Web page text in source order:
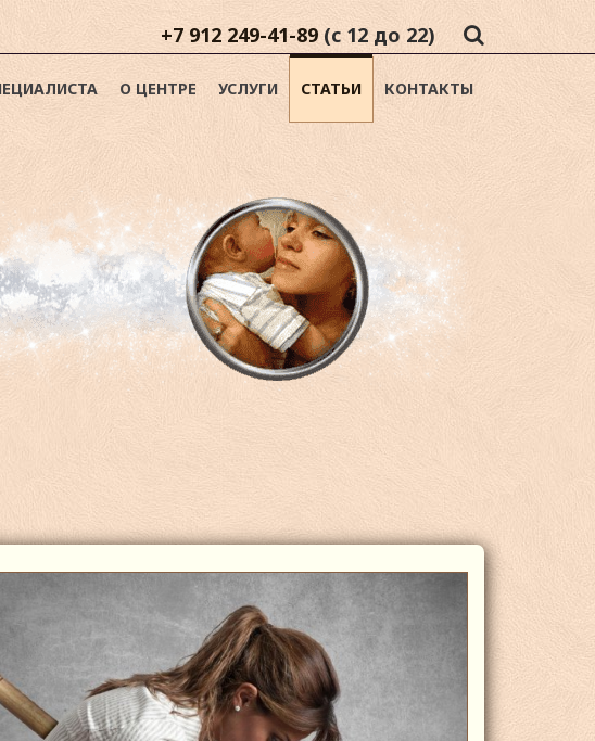
+7 912 249-41-89 (с 12 до 22)
О ЦЕНТРЕ УСЛУГИ СТАТЬИ КОНТАКТЫ